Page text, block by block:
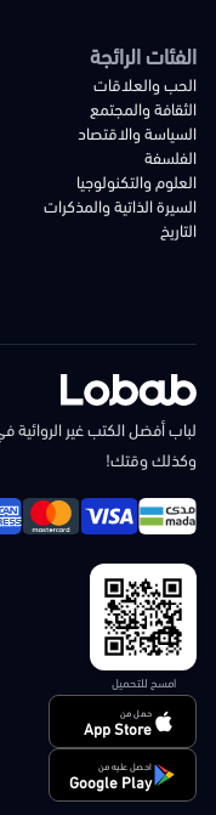
الفئات الرائجة
الحب والعلاقات
الثقافة والمجتمع
السياسة والاقتصاد
الفلسفة
العلوم والتكنولوجيا
السيرة الذاتية والمذكرات
التاريخ
لباب أفضل الكتب غير الروائية
وكذلك وقتك!
امسح للتحميل
حمل من
App Store
احصل عليه من
Google Play